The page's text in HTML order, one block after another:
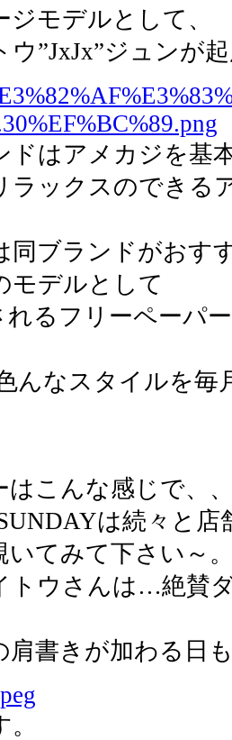
モデルとして、
ウ”JxJx”ジュンが
ドはアメカジを基
ラックスのできる
同ブランドがおす
モデルとして
れるフリーペーパ
んなスタイルを毎
はこんな感じで、
は続々と
いてみて下さい～
トウさんは…絶賛
肩書きが加わる日